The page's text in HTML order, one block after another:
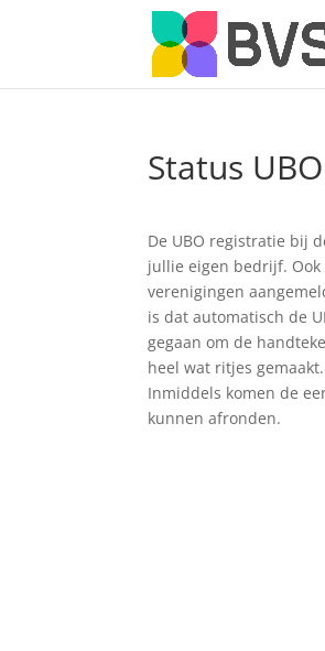
Status
De UBO registratie bij
jullie eigen bedrijf.
verenigingen
is dat automatisch de
gegaan om de
heel wat ritjes
Inmiddels komen de
kunnen afronden.